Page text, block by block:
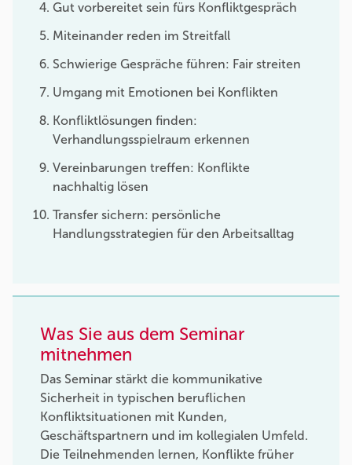
Gut vorbereitet sein fürs Konfliktgespräch
Miteinander reden im Streitfall
Schwierige Gespräche führen: Fair streiten
Umgang mit Emotionen bei Konflikten
Konfliktlösungen finden:
Verhandlungsspielraum erkennen
Vereinbarungen treffen: Konflikte
nachhaltig lösen
Transfer sichern: persönliche
Handlungsstrategien für den Arbeitsalltag
Was Sie aus dem Seminar
mitnehmen
Das Seminar stärkt die kommunikative
Sicherheit in typischen beruflichen
Konfliktsituationen mit Kunden,
Geschäftspartnern und im kollegialen Umfeld.
Die Teilnehmenden lernen, Konflikte früher